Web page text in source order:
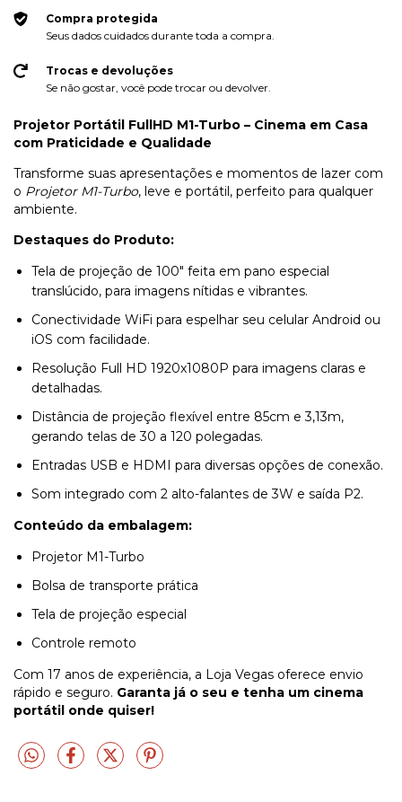
Compra protegida
Seus dados cuidados durante toda a compra.
Trocas e devoluções
Se não gostar, você pode trocar ou devolver.
Projetor Portátil FullHD M1-Turbo – Cinema em Casa
com Praticidade e Qualidade
Transforme suas apresentações e momentos de lazer com
o Projetor M1-Turbo, leve e portátil, perfeito para qualquer
ambiente.
Destaques do Produto:
Tela de projeção de 100" feita em pano especial
translúcido, para imagens nítidas e vibrantes.
Conectividade WiFi para espelhar seu celular Android ou
iOS com facilidade.
Resolução Full HD 1920x1080P para imagens claras e
detalhadas.
Distância de projeção flexível entre 85cm e 3,13m,
gerando telas de 30 a 120 polegadas.
Entradas USB e HDMI para diversas opções de conexão.
Som integrado com 2 alto-falantes de 3W e saída P2.
Conteúdo da embalagem:
Projetor M1-Turbo
Bolsa de transporte prática
Tela de projeção especial
Controle remoto
Com 17 anos de experiência, a Loja Vegas oferece envio
rápido e seguro. Garanta já o seu e tenha um cinema
portátil onde quiser!